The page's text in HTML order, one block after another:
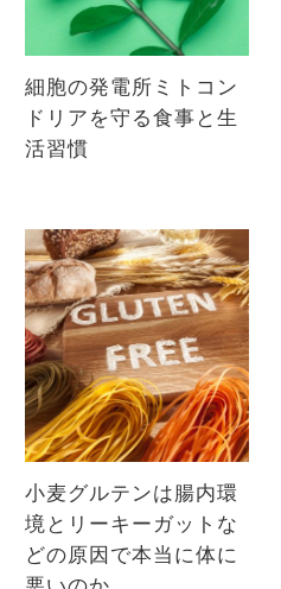
細胞の発電所ミトコン
ドリアを守る食事と生
活習慣
小麦グルテンは腸内環
境とリーキーガットな
どの原因で本当に体に